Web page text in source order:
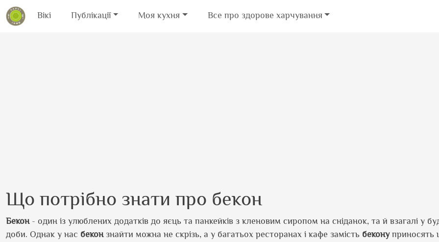
Вікі Публікації Моя кухня Все про здорове харчування
Що потрібно знати про бекон
Бекон- один із улюблених додатків до яєць та панкейків з кленовим сиропом на сніданок, та й взагалі у
доби. Однак у нас беконзнайти можна не скрізь, а у багатьох ресторанах і кафе замість беконуприносять